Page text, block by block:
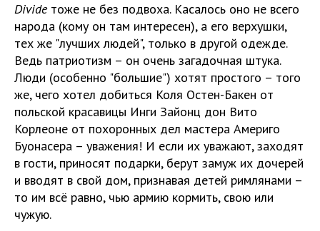
Divideтоже не без подвоха. Касалось оно не всего
народа (кому он там интересен), а его верхушки,
тех же "лучших людей", только в другой одежде.
Ведь патриотизм – он очень загадочная штука.
Люди (особенно "большие") хотят простого – того
же, чего хотел добиться Коля Остен-Бакен от
польской красавицы Инги Зайонц дон Вито
Корлеоне от похоронных дел мастера Америго
Буонасера – уважения! И если их уважают, заходят
в гости, приносят подарки, берут замуж их дочерей
и вводят в свой дом, признавая детей римлянами –
то им всё равно, чью армию кормить, свою или
чужую.